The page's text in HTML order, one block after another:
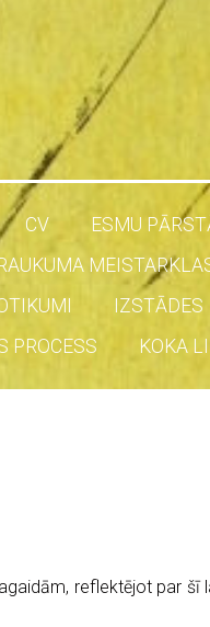
CV ESMU
IZSTĀDES
PROCESS KOKA
reflektējot par šī